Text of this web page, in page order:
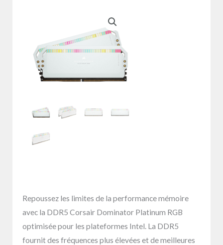
Repoussez les limites de la performance mémoire
avec la DDR5 Corsair Dominator Platinum RGB
optimisée pour les plateformes Intel. La DDR5
fournit des fréquences plus élevées et de meilleures